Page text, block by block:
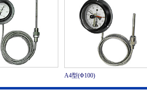
A4型(Φ100)